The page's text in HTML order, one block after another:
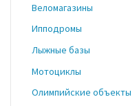
Веломагазины
Ипподромы
Лыжные базы
Мотоциклы
Олимпийские объекты